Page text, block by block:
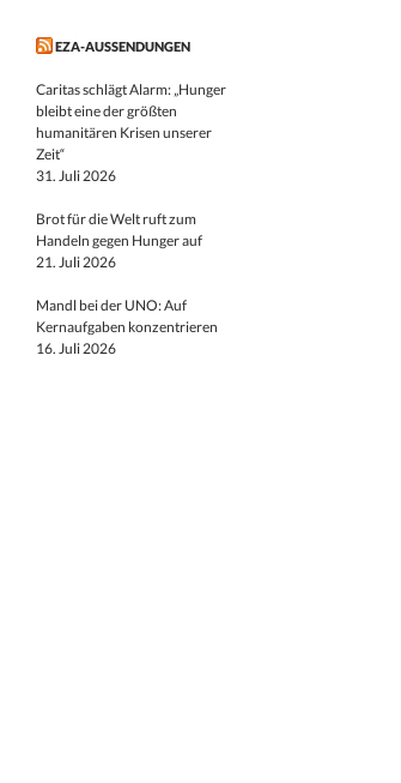
EZA-AUSSENDUNGEN
Caritas schlägt Alarm: „Hunger
bleibt eine der größten
humanitären Krisen unserer
Zeit“
31. Juli 2026
Brot für die Welt ruft zum
Handeln gegen Hunger auf
21. Juli 2026
Mandl bei der UNO: Auf
Kernaufgaben konzentrieren
16. Juli 2026